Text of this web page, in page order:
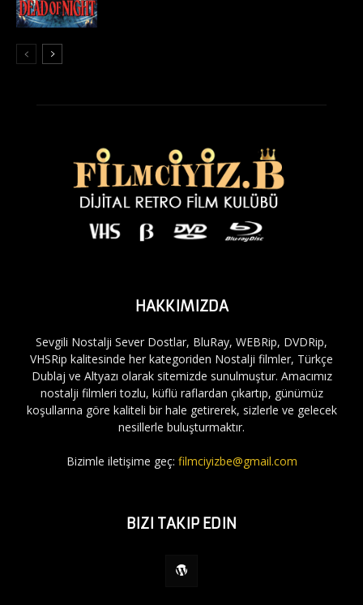
HAKKIMIZDA
Sevgili Nostalji Sever Dostlar, BluRay, WEBRip, DVDRip,
VHSRip kalitesinde her kategoriden Nostalji filmler, Türkçe
Dublaj ve Altyazı olarak sitemizde sunulmuştur. Amacımız
nostalji filmleri tozlu, küflü raflardan çıkartıp, günümüz
koşullarına göre kaliteli bir hale getirerek, sizlerle ve gelecek
nesillerle buluşturmaktır.
Bizimle iletişime geç: filmciyizbe@gmail.com
BIZI TAKIP EDIN